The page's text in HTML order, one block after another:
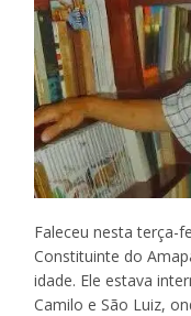
Faleceu nesta terça-
Constituinte do
idade. Ele estava
Camilo e São Luiz,